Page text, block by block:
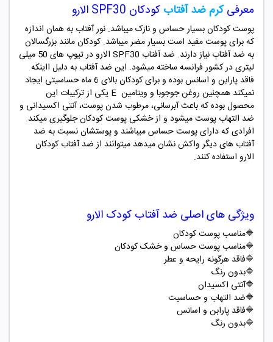
معرفی کرم ضد آفتاب کودکان SPF30 الارو
پوست کودکان بسیار حساس و نازک میباشد. نور آفتاب به همان اندازه
که برای پوست مفید است بسیار مضر میباشد. کودکان مانند بزرگسالان
به ضد آفتاب نیاز دارند. ضد آفتاب SPF30 الارو در تیوپ های 50 میلی
لیتری در کشور فرانسه ساخته میشود. این ضد آفتاب به دلیل ااینکه
فاقد پارابن و اسانس بوده و برای کودکان بالای 6ماه حساسیتی ایجاد
نمیکند همچنین روغن جوجوبا و ویتامین E یکی از ترکیبات این
محصول بوده که باعث آبرسانی، مرطوب شدن پوست، آنتی اکسیدانی و
ضد التهاب پوست میشود و از خشکی پوست کودکان جلوگیری میکند.
افرادی که دارای پوست حساس میباشند و پوستشان نسبت به ضد
آفتاب های دیگر واکش نشان میدهد میتوانند از ضد آفتاب کودکان
الارو استفاده کنند.
ویژگی های اصلی ضد آفتاب کودک الارو
🔷مناسب پوست کودکان
🔷مناسب پوست حساس و خشک کودکان
🔷فاقد هرگونه رایحه و عطر
🔷بدون رنگ
🔷آنتی اکسیدان
🔷ضد التهاب و حساسیت
🔷فاقد پارابن و اسانس
🔷بدون رنگ